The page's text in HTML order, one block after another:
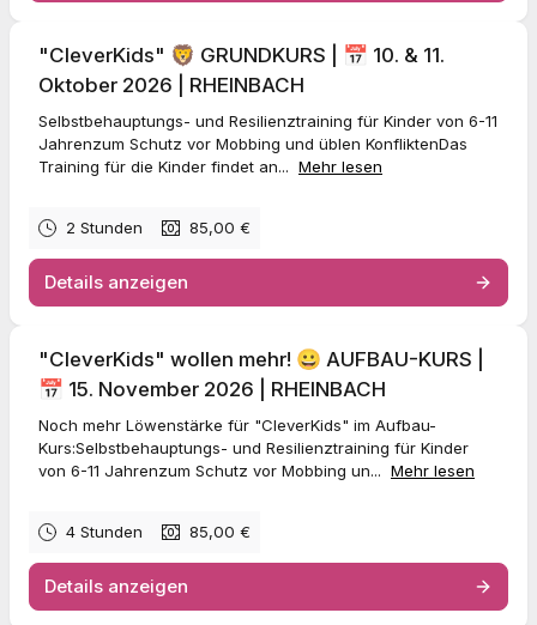
"CleverKids" 🦁 GRUNDKURS | 📅 10. & 11.
Oktober 2026 | RHEINBACH
Selbstbehauptungs- und Resilienztraining für Kinder von 6-11
Jahrenzum Schutz vor Mobbing und üblen KonfliktenDas
Training für die Kinder findet an... Mehr lesen
2 Stunden 85,00 €
Details anzeigen
"CleverKids" wollen mehr! 😀 AUFBAU-KURS |
📅 15. November 2026 | RHEINBACH
Noch mehr Löwenstärke für "CleverKids" im Aufbau-
Kurs:Selbstbehauptungs- und Resilienztraining für Kinder
von 6-11 Jahrenzum Schutz vor Mobbing un... Mehr lesen
4 Stunden 85,00 €
Details anzeigen